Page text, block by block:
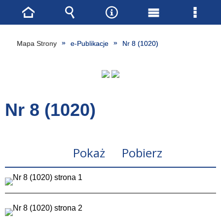
Mapa Strony e-Publikacje Nr 8 (1020)
Nr 8 (1020)
Pokaż Pobierz
Strona
główna
Wyszukiwarka
NarzędziaMenu
główne
Menu